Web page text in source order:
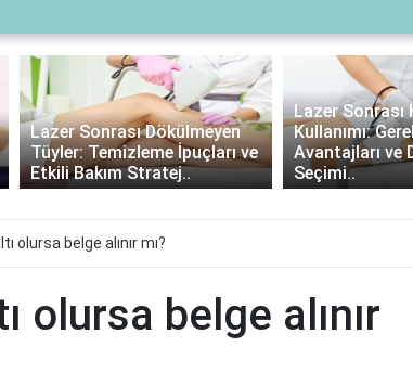
Lazer Sonrası Dökülmeyen
Tüyler: Temizleme İpuçları ve
Etkili Bakım Stratej..
Lazer Sonrası
Kullanımı:
Avantajları ve
Seçimi..
olursa belge alınır mı?
olursa belge alınır